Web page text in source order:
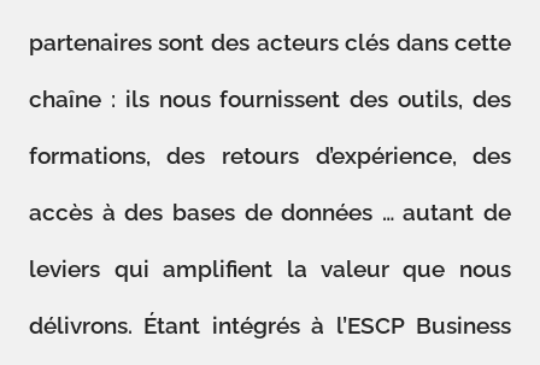
partenaires sont des acteurs clés dans cette
chaîne : ils nous fournissent des outils, des
formations, des retours d’expérience, des
accès à des bases de données … autant de
leviers qui amplifient la valeur que nous
délivrons. Étant intégrés à l’ESCP Business